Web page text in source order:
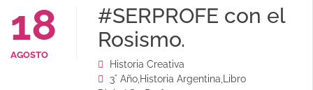
18
AGOSTO
#SERPROFE con el
Rosismo.
Historia Creativa
3° Año,Historia Argentina,Libro